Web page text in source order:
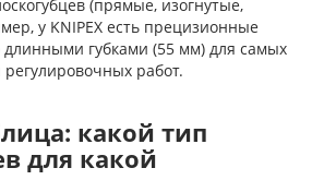
(прямые, изогнутые,
у KNIPEX есть прецизионные
длинными губками (55 мм) для самых
работ.
какой тип
для какой